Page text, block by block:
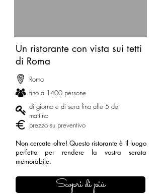
Un ristorante con vista sui tetti
di Roma
Roma
fino a 1400 persone
di giorno e di sera fino alle 5 del
mattino
prezzo su preventivo
Non cercate oltre! Questo ristorante è il luogo
perfetto per rendere la vostra serata
memorabile.
Scopri di più